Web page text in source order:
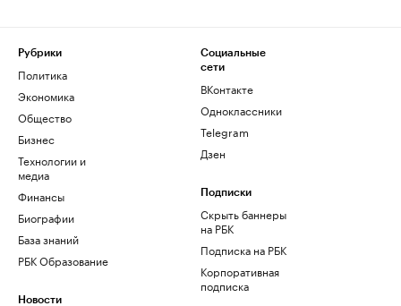
Рубрики
Политика
Экономика
Общество
Бизнес
Технологии и
медиа
Финансы
Биографии
База знаний
РБК Образование
Новости
Социальные
сети
ВКонтакте
Одноклассники
Telegram
Дзен
Подписки
Скрыть баннеры
на РБК
Подписка на РБК
Корпоративная
подписка